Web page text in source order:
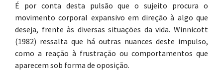
É por conta desta pulsão que o sujeito procura o
movimento corporal expansivo em direção à algo que
deseja, frente às diversas situações da vida. Winnicott
(1982) ressalta que há outras nuances deste impulso,
como a reação à frustração ou comportamentos que
aparecem sob forma de oposição.